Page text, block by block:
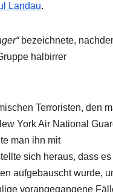
Landau.
bezeichnete,
halbirrer
Terroristen, den
York Air National
man ihn mit
sich heraus, dass es
aufgebauscht wurde,
vorangegangene